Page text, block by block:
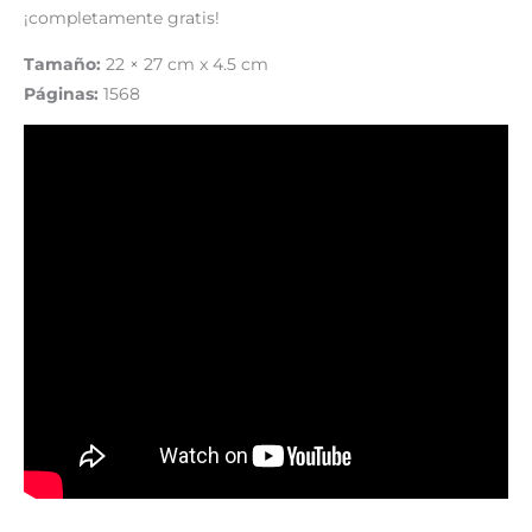
¡completamente gratis!
Tamaño: 22 × 27 cm x 4.5 cm
Páginas: 1568